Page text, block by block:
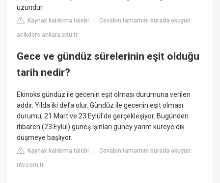
uzundur.
Kaynak kaldırma talebi |Cevabın tamamını burada okuyun:
acikders.ankara.edu.tr
Gece ve gündüz sürelerinin eşit olduğu
tarih nedir?
Ekinoks gündüz ile gecenin eşit olması durumuna verilen
addır. Yılda iki defa olur. Gündüz ile gecenin eşit olması
durumu, 21 Mart ve 23 Eylül'de gerçekleşiyor. Bugünden
itibaren (23 Eylül) güneş ışınları güney yarım küreye dik
düşmeye başlıyor.
Kaynak kaldırma talebi |Cevabın tamamını burada okuyun:
ntv.com.tr